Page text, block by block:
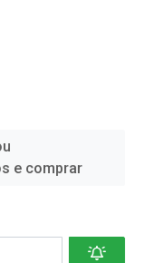
e comprar